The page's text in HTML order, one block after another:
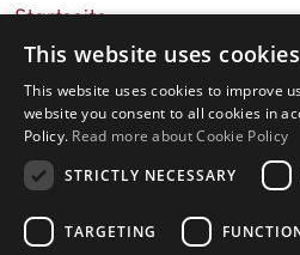
Startseite
Immobiliensuche
Bitte bewerten Sie uns
Datenschutzrichtlinie
Cookies-Richtlinie
This website uses cookies
This website uses cookies to improve
website you consent to all cookies in
Policy. Read more about Cookie Policy
STRICTLY NECESSARY
TARGETING